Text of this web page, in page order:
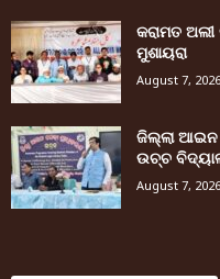
କରାମତ
ମୁଶାୟରା
August 7, 2026
ଜିଲ୍ଲା ଆଇନ
ଉଚ୍ଚ
August 7, 2026